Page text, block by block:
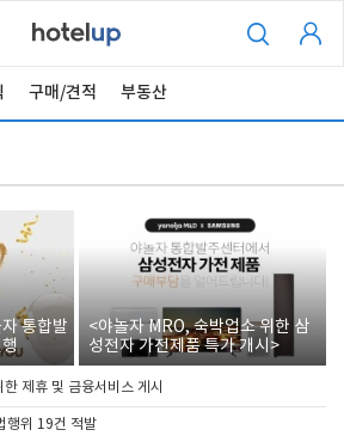
구매/견적 부동산
통합발
<야놀자 MRO, 숙박업소 위한 삼
성전자 가전제품 특가 개시>
제휴 및 금융서비스 게시
행위 19건 적발